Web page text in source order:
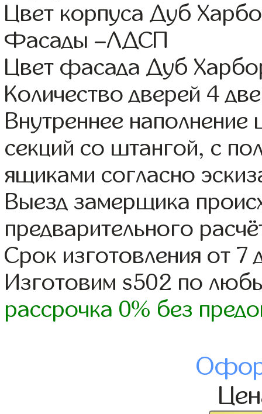
Цвет корпуса Дуб
Фасады –ЛДСП
Цвет фасада Дуб
Количество дверей 4
Внутреннее
секций со штангой, с
ящиками согласно
Выезд замерщика
предварительного
Срок изготовления от 7
Изготовим s502 по
рассрочка 0% без